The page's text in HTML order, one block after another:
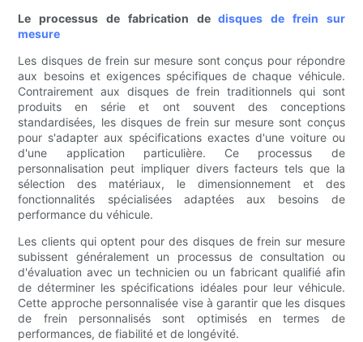
Le processus de fabrication dedisques de frein sur
mesure
Les disques de frein sur mesure sont conçus pour répondre
aux besoins et exigences spécifiques de chaque véhicule.
Contrairement aux disques de frein traditionnels qui sont
produits en série et ont souvent des conceptions
standardisées, les disques de frein sur mesure sont conçus
pour s'adapter aux spécifications exactes d'une voiture ou
d'une application particulière. Ce processus de
personnalisation peut impliquer divers facteurs tels que la
sélection des matériaux, le dimensionnement et des
fonctionnalités spécialisées adaptées aux besoins de
performance du véhicule.
Les clients qui optent pour des disques de frein sur mesure
subissent généralement un processus de consultation ou
d'évaluation avec un technicien ou un fabricant qualifié afin
de déterminer les spécifications idéales pour leur véhicule.
Cette approche personnalisée vise à garantir que les disques
de frein personnalisés sont optimisés en termes de
performances, de fiabilité et de longévité.